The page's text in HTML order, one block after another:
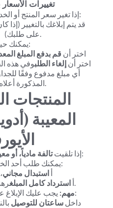
2.2 تغييرات
إذا تغير سعر المنتج أو الخدمة بعد تقديم طلبك:
على طلبك).
يمكنك حينها:
اختر أن قم بدفع المبلغ
اختر أن إلغاء الطلب
المذكورة أعلاه.
إذا تلقيت تالفة مادياً، أو
منتج:
يمكنك طلب أحد الخيارين التاليين:
أ استبدال مجاني
أ استرداد كامل المبلغ رهناً بالتحقق.
مهم: يجب عليك الإبلاغ عن الضرر أو العيب:
داخل ساعتان للتوصيل